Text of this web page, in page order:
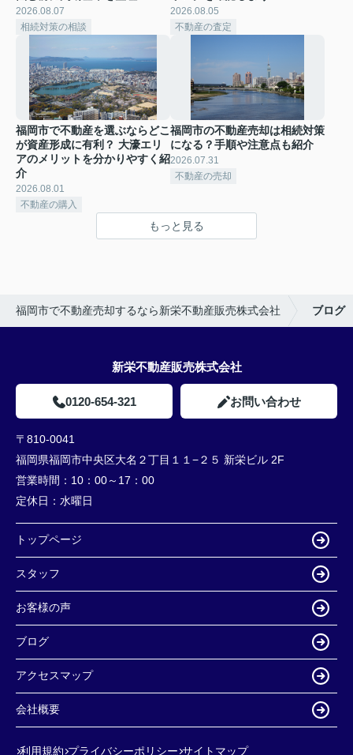
2026.08.07
相続対策の相談
2026.08.05
不動産の査定
福岡市で不動産を選ぶならどこ
が資産形成に有利？ 大濠エリ
アのメリットを分かりやすく紹
介
2026.08.01
不動産の購入
福岡市の不動産売却は相続対策
になる？手順や注意点も紹介
2026.07.31
不動産の売却
もっと見る
福岡市で不動産売却するなら新栄不動産販売株式会社 ブログ
新栄不動産販売株式会社
0120-654-321 お問い合わせ
〒810-0041
福岡県福岡市中央区大名２丁目１１−２５ 新栄ビル 2F
営業時間： 10：00～17：00
定休日： 水曜日
トップページ
スタッフ
お客様の声
ブログ
アクセスマップ
会社概要
利用規約 プライバシーポリシー サイトマップ